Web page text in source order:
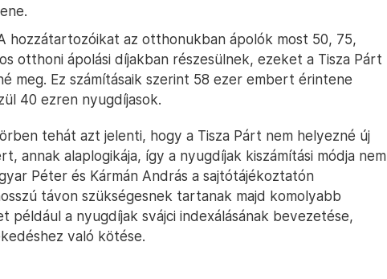
hozzátartozóikat az otthonukban ápolók most 50, 75,
otthoni ápolási díjakban részesülnek, ezeket a Tisza Párt
meg. Ez számításaik szerint 58 ezer embert érintene
40 ezren nyugdíjasok.
tehát azt jelenti, hogy a Tisza Párt nem helyezné új
annak alaplogikája, így a nyugdíjak kiszámítási módja nem
Péter és Kármán András a sajtótájékoztatón
távon szükségesnek tartanak majd komolyabb
például a nyugdíjak svájci indexálásának bevezetése,
való kötése.